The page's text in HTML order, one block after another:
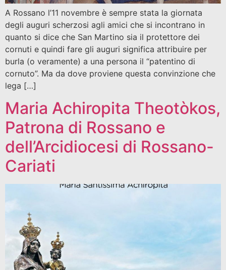
A Rossano l’11 novembre è sempre stata la giornata
degli auguri scherzosi agli amici che si incontrano in
quanto si dice che San Martino sia il protettore dei
cornuti e quindi fare gli auguri significa attribuire per
burla (o veramente) a una persona il “patentino di
cornuto”. Ma da dove proviene questa convinzione che
lega […]
Maria Achiropita Theotòkos,
Patrona di Rossano e
dell’Arcidiocesi di Rossano-
Cariati